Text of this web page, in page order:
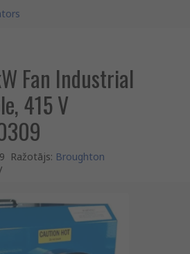
Fan Industrial
415 V
Ražotājs: Broughton